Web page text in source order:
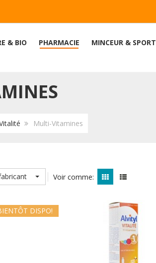
& BIO PHARMACIE
MINCEUR & SPORT
Multi-Vitamines
Voir comme:
DISPO!